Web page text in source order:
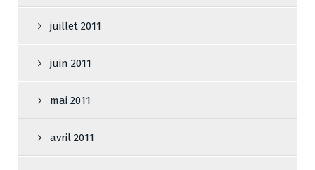
juillet 2011
juin 2011
mai 2011
avril 2011